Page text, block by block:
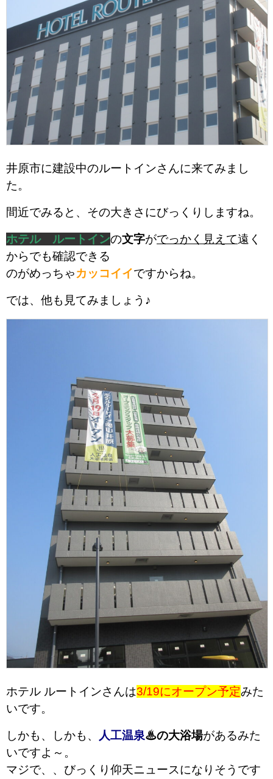
井原市に建設中のルートインさんに来てみまし
た。
間近でみると、その大きさにびっくりしますね。
ホテル ルートインの文字がでっかく見えて遠く
からでも確認できる
のがめっちゃカッコイイですからね。
では、他も見てみましょう♪
ホテル ルートインさんは3/19にオープン予定みた
いです。
しかも、しかも、 人工温泉♨の大浴場があるみた
いですよ～。
マジで、、びっくり仰天ニュースになりそうです